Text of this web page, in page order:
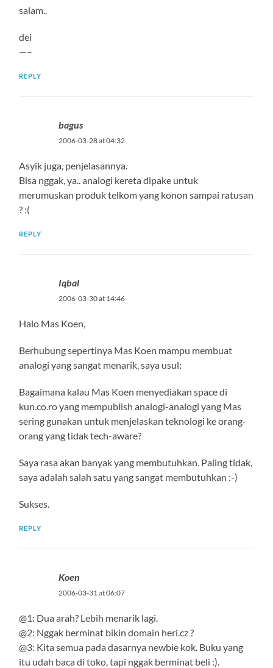
salam..
dei
—–
REPLY
bagus
2006-03-28 at 04:32
Asyik juga, penjelasannya.
Bisa nggak, ya.. analogi kereta dipake untuk
merumuskan produk telkom yang konon sampai ratusan
? :(
REPLY
Iqbal
2006-03-30 at 14:46
Halo Mas Koen,
Berhubung sepertinya Mas Koen mampu membuat
analogi yang sangat menarik, saya usul:
Bagaimana kalau Mas Koen menyediakan space di
kun.co.ro yang mempublish analogi-analogi yang Mas
sering gunakan untuk menjelaskan teknologi ke orang-
orang yang tidak tech-aware?
Saya rasa akan banyak yang membutuhkan. Paling tidak,
saya adalah salah satu yang sangat membutuhkan :-)
Sukses.
REPLY
Koen
2006-03-31 at 06:07
@1: Dua arah? Lebih menarik lagi.
@2: Nggak berminat bikin domain heri.cz ?
@3: Kita semua pada dasarnya newbie kok. Buku yang
itu udah baca di toko, tapi nggak berminat beli :).